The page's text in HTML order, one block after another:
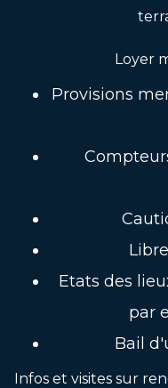
Loyer
Provisions
Etats des
par
Bail
Infos et visites sur